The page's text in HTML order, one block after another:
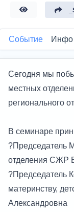
Событие Инфо
Сегодня мы
местных
регионального
В семинаре
?Председатель
отделения СЖР
?Председатель
материнству,
Александровна